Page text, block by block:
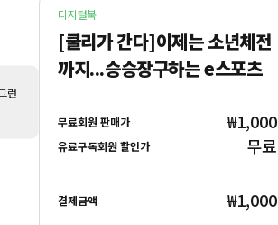
런
디지털북
[쿨리가 간다]이제는 소년체전
까지...승승장구하는 e스포츠
무료회원 판매가 ₩1,000
유료구독회원 할인가 무료
결제금액 ₩1,000